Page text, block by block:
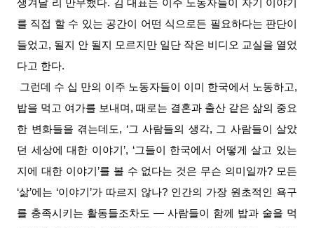
생겨날 리 만무했다. 김 대표는 이주 노동자들이 자기 이야기
를 직접 할 수 있는 공간이 어떤 식으로든 필요하다는 판단이
들었고, 될지 안 될지 모르지만 일단 작은 비디오 교실을 열었
다고 한다.
그런데 수 십 만의 이주 노동자들이 이미 한국에서 노동하고,
밥을 먹고 여가를 보내며, 때로는 결혼과 출산 같은 삶의 중요
한 변화들을 겪는데도, ‘그 사람들의 생각, 그 사람들이 살았
던 세상에 대한 이야기’, ‘그들이 한국에서 어떻게 살고 있는
지에 대한 이야기’를 볼 수 없다는 것은 무슨 의미일까? 모든
‘삶’에는 ‘이야기’가 따르지 않나? 인간의 가장 원초적인 욕구
를 충족시키는 활동들조차도 ― 사람들이 함께 밥과 술을 먹